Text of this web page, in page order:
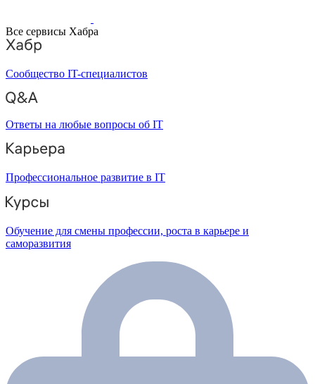
Все сервисы Хабра
Сообщество IT-специалистов
Ответы на любые вопросы об IT
Профессиональное развитие в IT
Обучение для смены профессии, роста в карьере и
саморазвития